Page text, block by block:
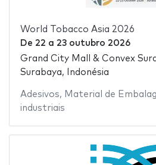
World Tobacco Asia 2026
De 22 a 23 outubro 2026
Grand City Mall & Convex
Surabaya, Indonésia
Adesivos, Material de
industriais